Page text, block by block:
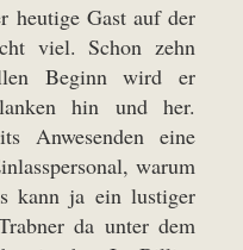
heutige Gast auf der
viel. Schon zehn
Beginn wird er
hin und her.
Anwesenden eine
warum
kann ja ein lustiger
da unter dem